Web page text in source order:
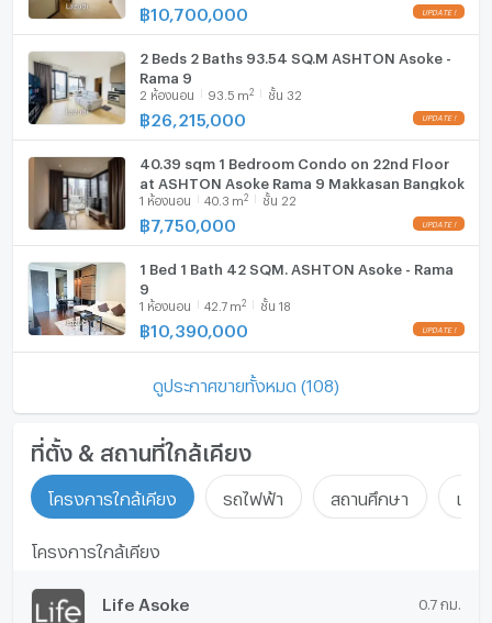
฿10,700,000
2 Beds 2 Baths 93.54 SQ.M ASHTON Asoke -
Rama 9
2 ห้องนอน 93.5 m2 ชั้น 32
฿26,215,000
40.39 sqm 1 Bedroom Condo on 22nd Floor
at ASHTON Asoke Rama 9 Makkasan Bangkok
1 ห้องนอน 40.3 m2 ชั้น 22
฿7,750,000
1 Bed 1 Bath 42 SQM. ASHTON Asoke - Rama
9
1 ห้องนอน 42.7 m2 ชั้น 18
฿10,390,000
ดูประกาศขายทั้งหมด (108)
ที่ตั้ง & สถานที่ใกล้เคียง
โครงการใกล้เคียง รถไฟฟ้า สถานศึกษา แหล่
โครงการใกล้เคียง
Life Asoke 0.7 กม.